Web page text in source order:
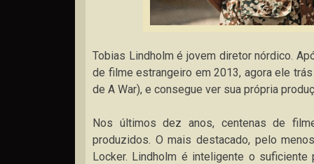
Tobias Lindholm é jovem diretor nórdico.
de filme estrangeiro em 2013, agora ele
de A War), e consegue ver sua própria
Nos últimos dez anos, centenas de
produzidos. O mais destacado, pelo
Locker. Lindholm é inteligente o